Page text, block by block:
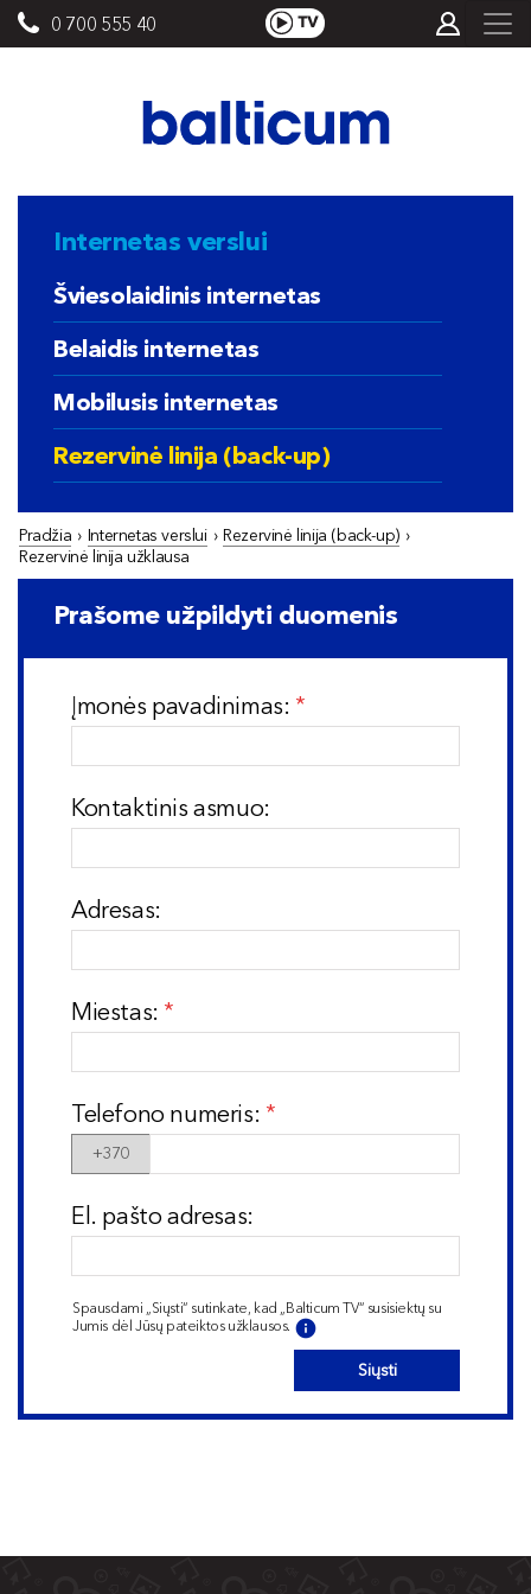
0 700 555 40
Internetas verslui
Šviesolaidinis internetas
Belaidis internetas
Mobilusis internetas
Rezervinė linija (back-up)
Pradžia › Internetas verslui › Rezervinė linija (back-up) ›
Rezervinė linija užklausa
Prašome užpildyti duomenis
Įmonės pavadinimas:
Kontaktinis asmuo:
Adresas:
Miestas:
Telefono numeris:
+370
El. pašto adresas:
Spausdami „Siųsti“ sutinkate, kad „Balticum TV“ susisiektų su
Jumis dėl Jūsų pateiktos užklausos.
Siųsti